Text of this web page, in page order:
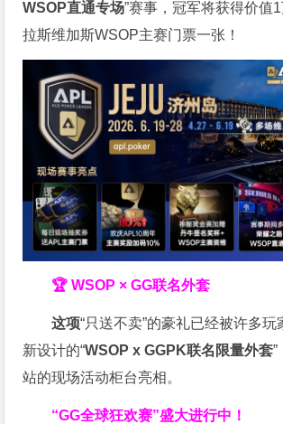
WSOP直通专场”赛事，冠军将获得价值
拉斯维加斯WSOP主赛门票一张！
🏆 WSOP × GG联名外套
这项“只送不卖”的豪礼已经被许多
新设计的“WSOP x GGPK联名限量外套
站的现场活动柜台亮相。
“GG全球狂欢赛”盛大进行中！